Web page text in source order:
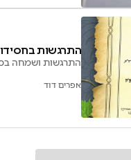
התרגשות
התרגשות ושמחה
אפרים דוד